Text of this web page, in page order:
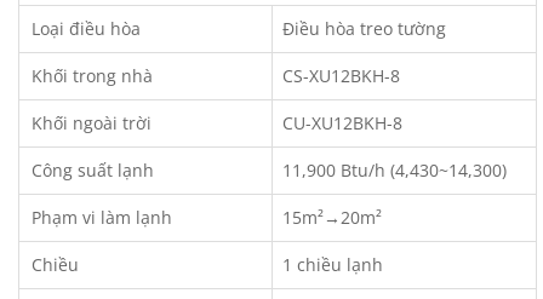
Loại điều hòa Điều hòa treo tường
Khối trong nhà CS-XU12BKH-8
Khối ngoài trời CU-XU12BKH-8
Công suất lạnh 11,900 Btu/h (4,430~14,300)
Phạm vi làm lạnh 15m²→20m²
Chiều 1 chiều lạnh